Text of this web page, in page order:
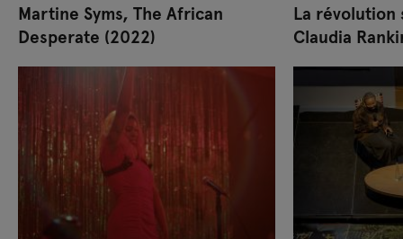
Martine Syms, The African
Desperate (2022)
La révolution
Claudia